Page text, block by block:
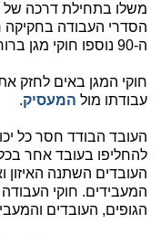
משלו בתחילת דרכה
הסדרי העבודה
ה-90 נוספו חוקי מגן ברוח
חוקי המגן באים לחזק
עבודתו מול המעסיק.
העובד הבודד חסר כל
להחליפו בעובד אחר
העובדים השתנה האיזון
המעבידים. חוקי העבודה
הגופים, העובדים